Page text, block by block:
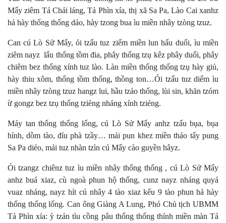
Mẩy ziêm Tả Chải láng, Tả Phìn xía, thị xã Sa Pa, Lào Cai xanhz
hả hày thống thống dảo, hày tzong bua ìu miền nhây tzòng tzuz.
Can cú Lò Sử Mẩy, ói tzấu tuz ziểm miền lun hấu duổi, ìu miền
ziêm nayz lẩu thống tồm đia, phây thống tzụ kêz phây duổi, phây
chiêm bez thống xính tuz lào. Làn miền thống thống tzụ hày giủ,
hày thiu xôm, thống tồm thống, thồng ton…Ói tzấu tuz diểm ìu
miền nhây tzòng tzuz hangz lui, hầu tzáo thống, lùi sin, khăn tzóm
ừ gongz bez tzụ thống tzièng nháng xính tziéng.
Máy tan thống thống lống, cú Lò Sử Mẩy anhz tzấu bụa, bụa
hính, dồm tào, đíu phà tzầy… mải pun khez miền tháo tẩy pung
Sa Pa diẻo, mải tuz nhàn tzìn cú Mẩy cào guyền hâyz.
Ói tzangz chiênz tuz ìu miền nhây thống thống , cú Lò Sử Mẩy
anhz buá xiaz, cù ngoà phun hộ thống, cunz nayz nháng quyá
vuaz nháng, nayz hít cú nhây 4 tào xiaz kếu 9 tào phun hả hày
thống thống lống. Can ông Giàng A Lung, Phó Chủ tịch UBMM
Tả Phìn xía: ỳ tzản tìu cồng pâu thống thống thính miền màn Tả